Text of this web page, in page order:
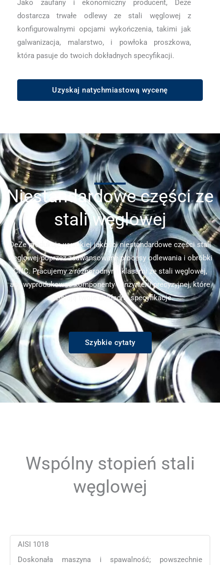
Jako zaufany i ekonomiczny producent, Deze
dostarcza trwałe odlewy ze stali węglowej z
konfigurowalnymi opcjami wykończenia, takimi jak
galwanizacja, malarstwo, i powłoka proszkowa,
która pasuje do twoich dokładnych specyfikacji.
Uzyskaj natychmiastową wycenę
Niestandardowe części ze
stali węglowej
DeZe produkuje wysokiej jakości niestandardowe części stali
węglowej poprzez zaawansowane procesy odlewania i obróbki
CNC. Pracujemy z różnorodnymi klasami ze stali węglowej,
aby wyprodukować komponenty z inżynierii precyzyjnej, które
spełniają twoje dokładne specyfikacje.
Szybkie cytaty
Wspólny stopień stali
węglowej
AISI 1018
Doskonała maszyna i spawalność; powszechnie